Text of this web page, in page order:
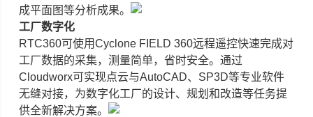
成平面图等分析成果。
工厂数字化
RTC360可使用Cyclone FIELD 360远程遥控快速完成对
工厂数据的采集，测量简单，省时安全。通过
Cloudworx可实现点云与AutoCAD、SP3D等专业软件
无缝对接，为数字化工厂的设计、规划和改造等任务提
供全新解决方案。